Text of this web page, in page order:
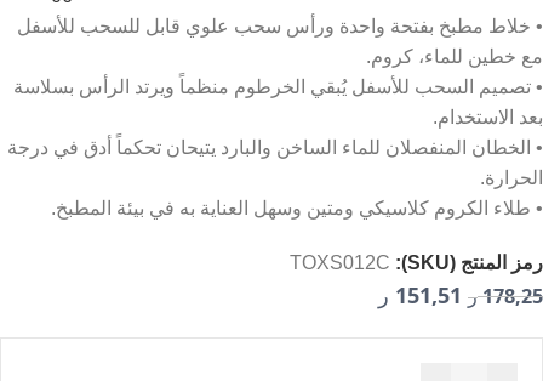
• خلاط مطبخ بفتحة واحدة ورأس سحب علوي قابل للسحب للأسفل
مع خطين للماء، كروم.
• تصميم السحب للأسفل يُبقي الخرطوم منظماً ويرتد الرأس بسلاسة
بعد الاستخدام.
• الخطان المنفصلان للماء الساخن والبارد يتيحان تحكماً أدق في درجة
الحرارة.
• طلاء الكروم كلاسيكي ومتين وسهل العناية به في بيئة المطبخ.
رمز المنتج (SKU): TOXS012C
178,25 ر 151,51 ر